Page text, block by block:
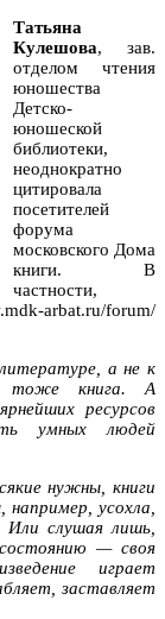
Татьяна
Кулешова, зав.
отделом чтения
юношества
Детско-
юношеской
библиотеки,
неоднократно
цитировала
посетителей
форума
московского Дома
книги. В
частности,
arbat.ru/forum/
а не к
тоже книга. А
ресурсов
умных людей
нужны, книги
усохла,
Или слушая лишь,
— своя
играет
заставляет